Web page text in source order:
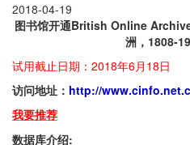
2018-04-19
图书馆开通British Online
洲，1808-
试用截止日期：2018年6月18日
访问地址： http://
我要推荐
数据库介绍: